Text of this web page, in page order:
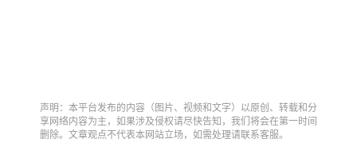
声明：本平台发布的内容（图片、视频和文字）以原创、转载和分
享网络内容为主，如果涉及侵权请尽快告知，我们将会在第一时间
删除。文章观点不代表本网站立场，如需处理请联系客服。